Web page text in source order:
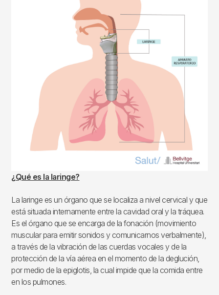
¿Qué es la laringe?
La laringe es un órgano que se localiza a nivel cervical y que
está situada internamente entre la cavidad oral y la tráquea.
Es el órgano que se encarga de la fonación (movimiento
muscular para emitir sonidos y comunicarnos verbalmente),
a través de la vibración de las cuerdas vocales y de la
protección de la vía aérea en el momento de la deglución,
por medio de la epiglotis, la cual impide que la comida entre
en los pulmones.